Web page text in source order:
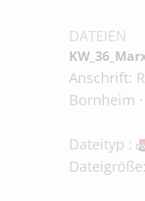
DATEIEN
Anschrift:
Bornheim
Dateityp :